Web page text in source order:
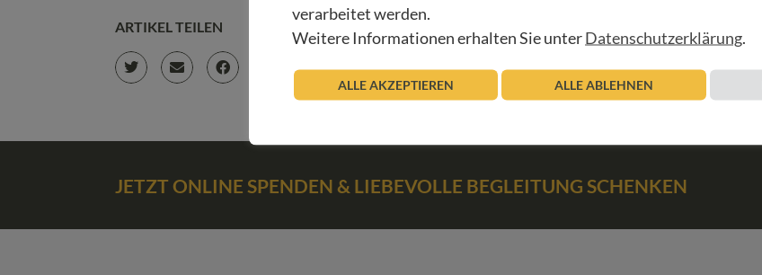
ARTIKEL TEILEN
JETZT ONLINE SPENDEN & LIEBEVOLLE BEGLEITUNG SCHENKEN
verarbeitet werden.
Weitere Informationen erhalten Sie unterDatenschutzerklärung.
ALLE AKZEPTIEREN ALLE ABLEHNEN